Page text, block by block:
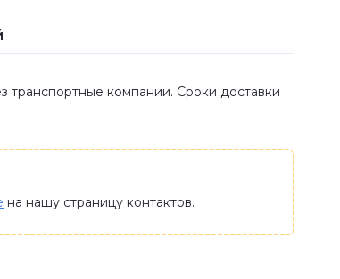
транспортные компании. Сроки доставки
на нашу страницу контактов.